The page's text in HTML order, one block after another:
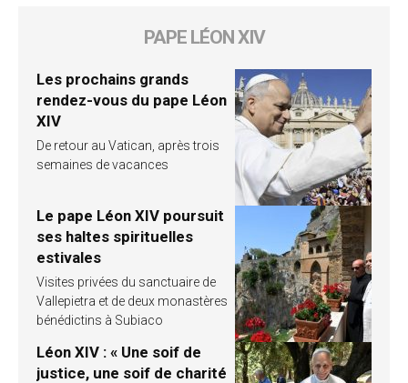
PAPE LÉON XIV
Les prochains grands
rendez-vous du pape Léon
XIV
De retour au Vatican, après trois
semaines de vacances
Le pape Léon XIV poursuit
ses haltes spirituelles
estivales
Visites privées du sanctuaire de
Vallepietra et de deux monastères
bénédictins à Subiaco
Léon XIV : « Une soif de
justice, une soif de charité